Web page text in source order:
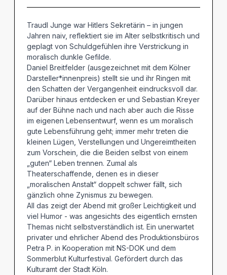
Traudl Junge war Hitlers Sekretärin – in jungen
Jahren naiv, reflektiert sie im Alter selbstkritisch und
geplagt von Schuldgefühlen ihre Verstrickung in
moralisch dunkle Gefilde.
Daniel Breitfelder (ausgezeichnet mit dem Kölner
Darsteller*innenpreis) stellt sie und ihr Ringen mit
den Schatten der Vergangenheit eindrucksvoll dar.
Darüber hinaus entdecken er und Sebastian Kreyer
auf der Bühne nach und nach aber auch die Risse
im eigenen Lebensentwurf, wenn es um moralisch
gute Lebensführung geht; immer mehr treten die
kleinen Lügen, Verstellungen und Ungereimtheiten
zum Vorschein, die die Beiden selbst von einem
„guten“ Leben trennen. Zumal als
Theaterschaffende, denen es in dieser
„moralischen Anstalt“ doppelt schwer fällt, sich
gänzlich ohne Zynismus zu bewegen.
All das zeigt der Abend mit großer Leichtigkeit und
viel Humor - was angesichts des eigentlich ernsten
Themas nicht selbstverständlich ist. Ein unerwartet
privater und ehrlicher Abend des Produktionsbüros
Petra P. in Kooperation mit NS-DOK und dem
Sommerblut Kulturfestival. Gefördert durch das
Kulturamt der Stadt Köln.